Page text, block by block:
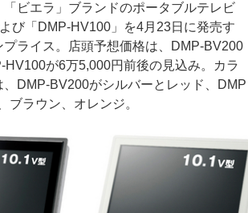
ビエラ」ブランドのポータブルテレビ
び「DMP-HV100」を4月23日に発売す
プライス。店頭予想価格は、DMP-BV200
HV100が6万5,000円前後の見込み。カラ
DMP-BV200がシルバーとレッド、DMP
ブラウン、オレンジ。